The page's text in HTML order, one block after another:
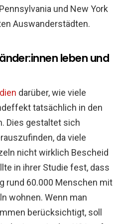
und New York
Auswanderstädten.
leben und
darüber, wie viele
tatsächlich in den
Dies gestaltet sich
da viele
nicht wirklich Bescheid
in ihrer Studie fest, dass
rund 60.000 Menschen mit
wohnen. Wenn man
berücksichtigt, soll